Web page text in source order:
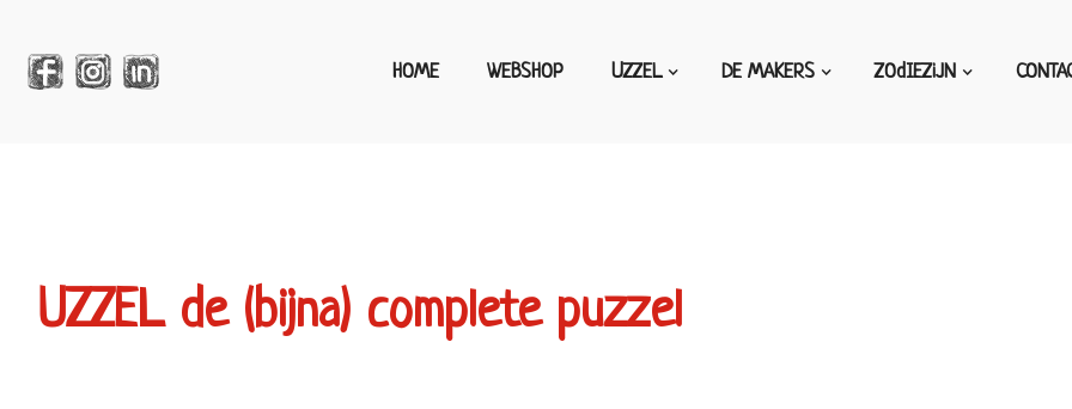
HOME WEBSHOP UZZEL DE MAKERS ZOdIEZiJN
UZZEL de (bijna) complete puzzel